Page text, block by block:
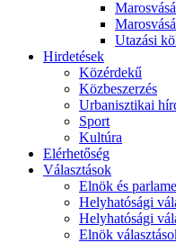
Utazási
Hirdetések
Közérdekű
Közbeszerzés
Urbanisztikai
Sport
Kultúra
Elérhetőség
Választások
Elnök és
Helyhatósági
Helyhatósági
Elnök